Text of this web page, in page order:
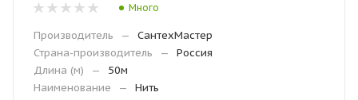
Много
Производитель —
СантехМастер
Страна-производитель
—
Россия
Длина (м)
—
50м
Наименование
— Нить